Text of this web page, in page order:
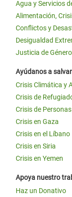
Agua y Servicios
Alimentación,
Conflictos y
Desigualdad
Justicia de
Ayúdanos a
Crisis Climática y
Crisis de
Crisis de
Crisis en Gaza
Crisis en el Líbano
Crisis en Siria
Crisis en Yemen
Apoya nuestro
Haz un Donativo